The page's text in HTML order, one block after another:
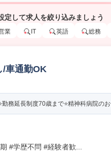
定して求人を絞り込みましょう
業 IT 英語 総務
/車通勤OK
務延長制度70歳まで⭐精神科病院のお
#学歴不問 #経験者歓...